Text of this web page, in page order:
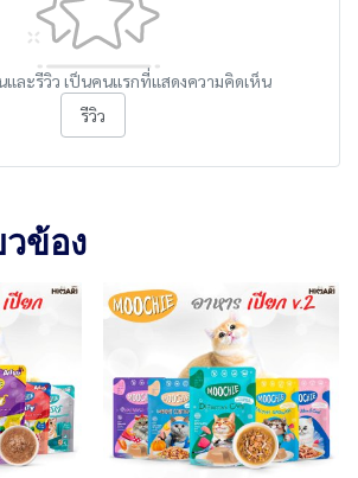
และรีวิว เป็นคนแรกที่แสดงความคิดเห็น
รีวิว
ข้อง